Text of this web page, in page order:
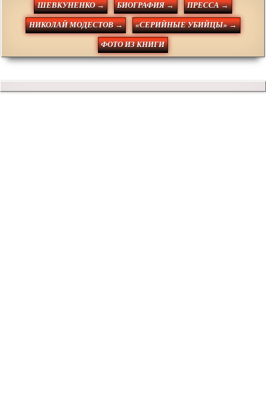
ШЕВКУНЕНКО → БИОГРАФИЯ → ПРЕССА →
НИКОЛАЙ МОДЕСТОВ → «СЕРИЙНЫЕ УБИЙЦЫ» →
ФОТО ИЗ КНИГИ